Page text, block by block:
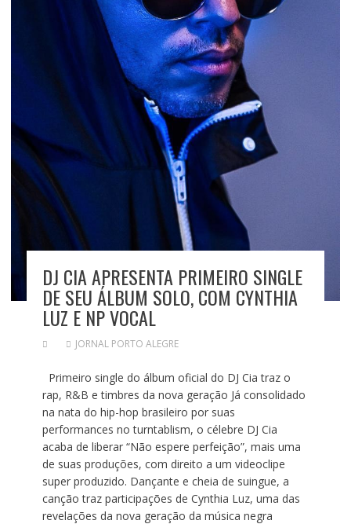
DJ CIA APRESENTA PRIMEIRO SINGLE
DE SEU ÁLBUM SOLO, COM CYNTHIA
LUZ E NP VOCAL
JORNAL PORTO ALEGRE
Primeiro single do álbum oficial do DJ Cia traz o
rap, R&B e timbres da nova geração Já consolidado
na nata do hip-hop brasileiro por suas
performances no turntablism, o célebre DJ Cia
acaba de liberar “Não espere perfeição”, mais uma
de suas produções, com direito a um videoclipe
super produzido. Dançante e cheia de suingue, a
canção traz participações de Cynthia Luz, uma das
revelações da nova geração da música negra